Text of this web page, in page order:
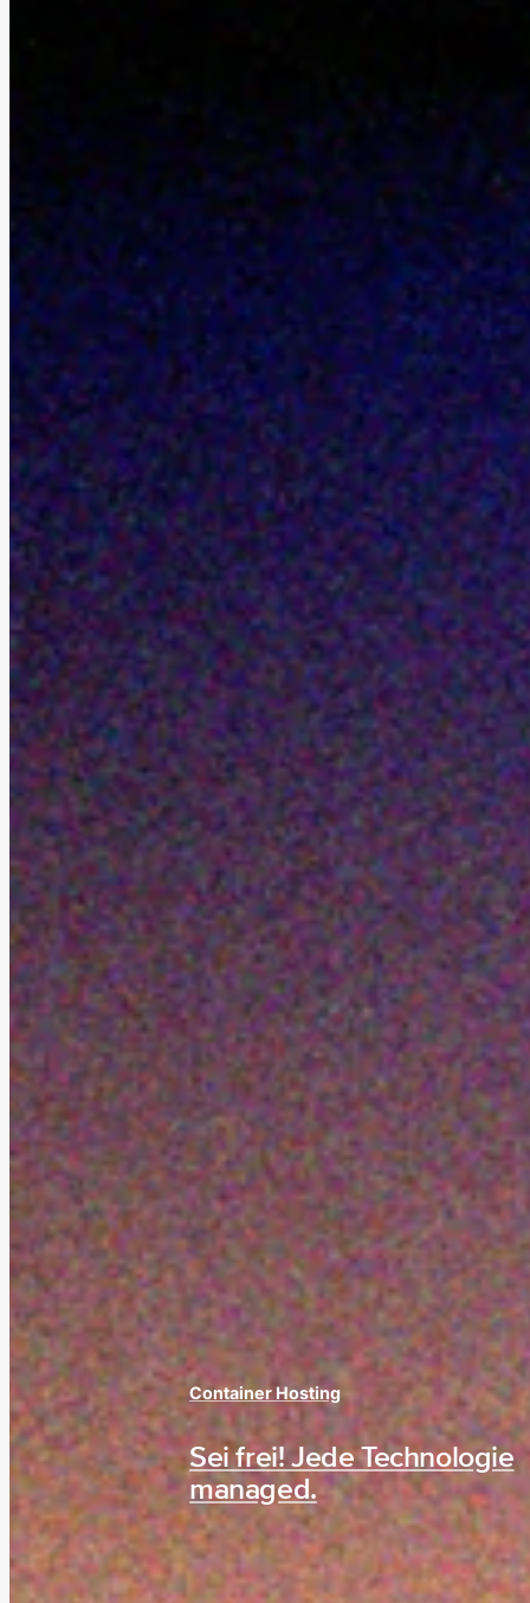
Container Hosting
Sei frei! Jede Technologie
managed.